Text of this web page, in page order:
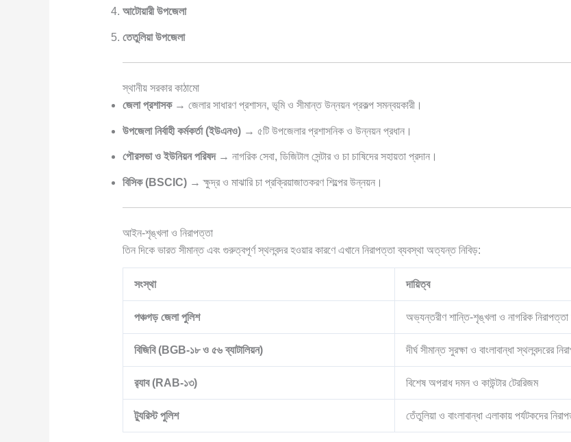
আটোয়ারী উপজেলা
তেতুলিয়া উপজেলা
স্থানীয় সরকার কাঠামো
জেলা প্রশাসক→ জেলার সাধারণ প্রশাসন, ভূমি ও সীমান্ত উন্নয়ন প্রকল্প সমন্বয়কারী।
উপজেলা নির্বাহী কর্মকর্তা (ইউএনও)→ ৫টি উপজেলার প্রশাসনিক ও উন্নয়ন প্রধান।
পৌরসভা ও ইউনিয়ন পরিষদ→ নাগরিক সেবা, ডিজিটাল সেন্টার ও চা চাষিদের সহায়তা প্রদান।
বিসিক (BSCIC)→ ক্ষুদ্র ও মাঝারি চা প্রক্রিয়াজাতকরণ শিল্পের উন্নয়ন।
আইন-শৃঙ্খলা ও নিরাপত্তা
তিন দিকে ভারত সীমান্ত এবং গুরুত্বপূর্ণ স্থলবন্দর হওয়ার কারণে এখানে নিরাপত্তা ব্যবস্থা অত্যন্ত নিবিড়:
সংস্থা দায়িত্ব
পঞ্চগড় জেলা পুলিশ অভ্যন্তরীণ শান্তি-শৃঙ্খলা ও নাগরিক নিরাপত্তা
বিজিবি (BGB-১৮ ও ৫৬ ব্যাটালিয়ন) দীর্ঘ সীমান্ত সুরক্ষা ও বাংলাবান্ধা স্থলবন্দরের
র‍্যাব (RAB-১৩) বিশেষ অপরাধ দমন ও কাউন্টার টেররিজম
ট্যুরিস্ট পুলিশ তেঁতুলিয়া ও বাংলাবান্ধা এলাকায় পর্যটকদের